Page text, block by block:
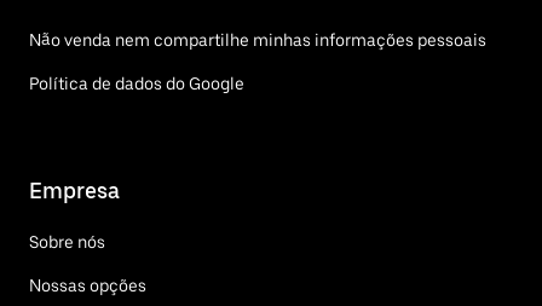
Não venda nem compartilhe minhas informações pessoais
Política de dados do Google
Empresa
Sobre nós
Nossas opções